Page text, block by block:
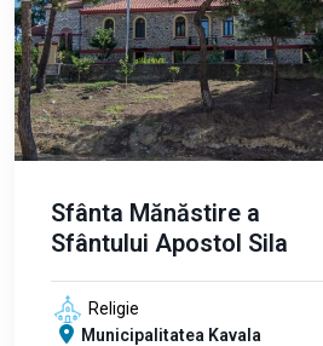
Sfânta Mănăstire a
Sfântului Apostol Sila
Religie
Municipalitatea Kavala